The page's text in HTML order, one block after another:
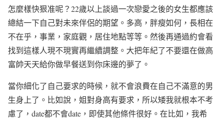
怎麼樣快狠准呢？22歲以上談過一次戀愛之後的女生都應該
總結一下自己對未來伴侶的期望。多高，胖瘦如何，長相在
不在乎，事業，家庭觀，居住地點等等。然後再通過約會看
找到這樣人現不現實再繼續調整。大把年紀了不要還在做高
富帥天天給你做早餐送到你床邊的夢了。
當你細化了自己要求的時候，就不會浪費在自己不滿意的男
生身上了。比如說，姐對身高有要求，所以矮我就根本不考
慮了， date都不會date ，即使其他條件很好。在比如，我希